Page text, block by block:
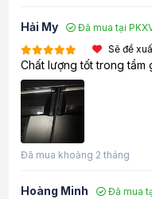
Hải My
Đã mua tại
Sẽ đề
Chất lượng tốt trong tầm
Đã mua khoảng 2 tháng
Hoàng Minh Đã mua